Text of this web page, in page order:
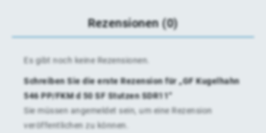
Rezensionen (0)
Es gibt noch keine Rezensionen.
Schreiben Sie die erste Rezension für „GF Kugelhahn
546 PP/FKM d 50 SF Stutzen SDR11“
Sie müssen angemeldet sein, um eine Rezension
veröffentlichen zu können.